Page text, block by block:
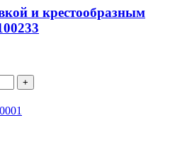
и крестообразным
+